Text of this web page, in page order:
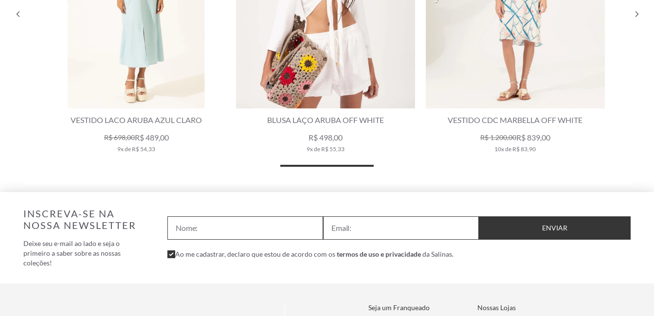
VESTIDO LACO ARUBA AZUL CLARO
R$ 489,00
BLUSA LAÇO ARUBA OFF WHITE
VESTIDO CDC MARBELLA OFF WHITE
R$ 839,00
INSCREVA-SE NA
NOSSA NEWSLETTER
Deixe seu e-mail ao lado e seja o
primeiro a saber sobre as nossas
coleções!
ENVIAR
Ao me cadastrar, declaro que estou de acordo com ostermos de uso e privacidadeda Salinas.
Seja um Franqueado Nossas Lojas